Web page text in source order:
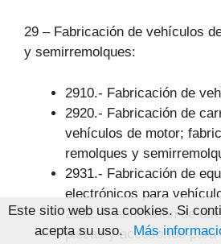
29 – Fabricación de vehículos
y semirremolques:
2910.- Fabricación de
2920.- Fabricación de
vehículos de motor;
remolques y
2931.- Fabricación de
electrónicos para
2932.- Fabricación de
piezas y accesorios
Este sitio web usa cookies. Si
acepta su uso.
Más